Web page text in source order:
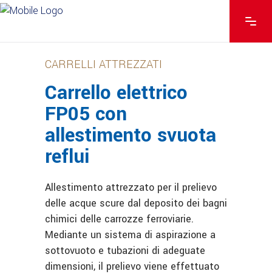
CARRELLI ATTREZZATI
Carrello elettrico
FP05 con
allestimento svuota
reflui
Allestimento attrezzato per il prelievo
delle acque scure dal deposito dei bagni
chimici delle carrozze ferroviarie.
Mediante un sistema di aspirazione a
sottovuoto e tubazioni di adeguate
dimensioni, il prelievo viene effettuato